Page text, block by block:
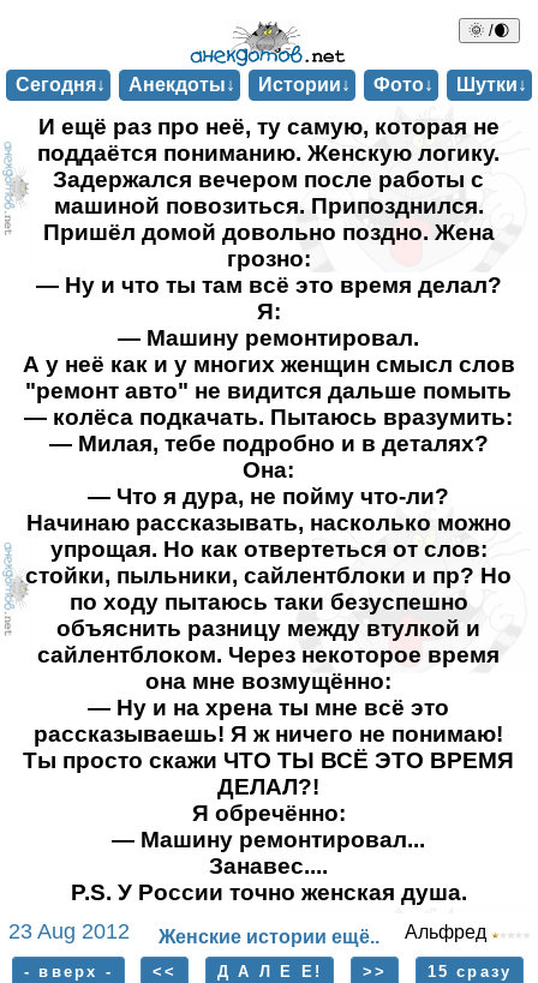
🌞 /🌒
Сегодня↓ Анекдоты↓ Истории↓ Фото↓ Шутки↓
И ещё раз про неё, ту самую, которая не
поддаётся пониманию. Женскую логику.
Задержался вечером после работы с
машиной повозиться. Припозднился.
Пришёл домой довольно поздно. Жена
грозно:
— Ну и что ты там всё это время делал?
Я:
— Машину ремонтировал.
А у неё как и у многих женщин смысл слов
"ремонт авто" не видится дальше помыть
— колёса подкачать. Пытаюсь вразумить:
— Милая, тебе подробно и в деталях?
Она:
— Что я дура, не пойму что-ли?
Начинаю рассказывать, насколько можно
упрощая. Но как отвертеться от слов:
стойки, пыльники, сайлентблоки и пр? Но
по ходу пытаюсь таки безуспешно
объяснить разницу между втулкой и
сайлентблоком. Через некоторое время
она мне возмущённо:
— Ну и на хрена ты мне всё это
рассказываешь! Я ж ничего не понимаю!
Ты просто скажи ЧТО ТЫ ВСЁ ЭТО ВРЕМЯ
ДЕЛАЛ?!
Я обречённо:
— Машину ремонтировал...
Занавес....
P.S. У России точно женская душа.
23 Aug 2012 Женские истории ещё.. Альфред
- вверх - << Д А Л Е Е! >> 15 сразу